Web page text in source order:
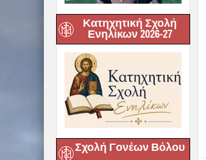
Κατηχητική Σχολή
Ενηλίκων 2026-27
Σχολή Γονέων Βόλου